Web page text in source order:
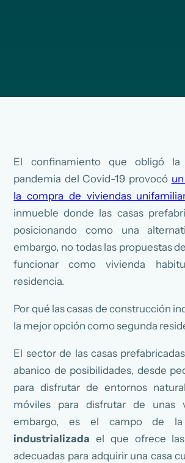
El confinamiento que obligó
pandemia del Covid-19 provocó
la compra de viviendas
inmueble donde las casas
posicionando como una
embargo, no todas las propuestas
funcionar como vivienda
residencia.
Por qué las casas de construcción
la mejor opción como segunda
El sector de las casas
abanico de posibilidades, desde
para disfrutar de entornos
móviles para disfrutar de unas
embargo, es el campo de
industrializadael que ofrece
adecuadas para adquirir una casa